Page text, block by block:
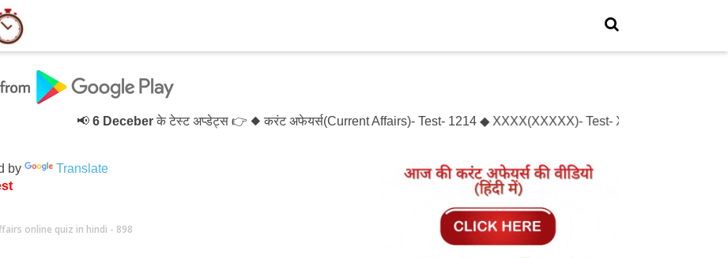
6 Deceberके टेस्ट अप्डेट्स 👉 ◆ करंट अफेयर्स(Current Affairs)- Test- 1214 ◆ XXXX(XXXXX)- Test- XXXXXX
by
Translate
online quiz in hindi - 898